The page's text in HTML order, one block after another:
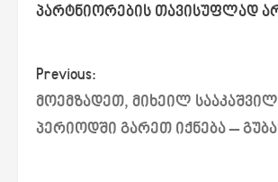
პარტნიორების თავისუფლად
P
o
Previous:
მოემზადეთ, მიხეილ
პერიოდში გარეთ იქნება –